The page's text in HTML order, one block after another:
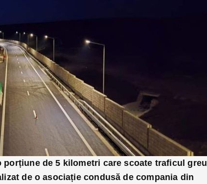
porțiune de 5 kilometri care scoate traficul greu
de o asociație condusă de compania din